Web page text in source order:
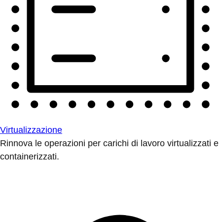
Virtualizzazione
Rinnova le operazioni per carichi di lavoro virtualizzati e
containerizzati.